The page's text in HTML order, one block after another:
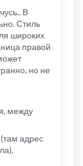
В
Стиль
широких
правой
но не
между
адрес